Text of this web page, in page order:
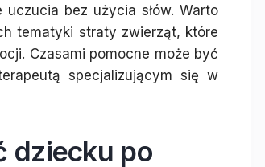
bez użycia słów. Warto
tematyki straty zwierząt, które
Czasami pomocne może być
specjalizującym się w
dziecku po